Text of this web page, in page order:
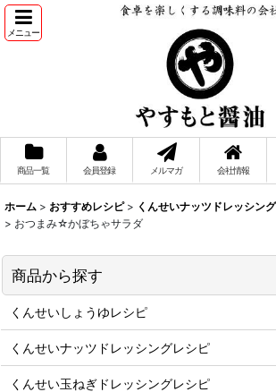
メニュー
商品一覧 会員登録 メルマガ 会社情報
ホーム > おすすめレシピ > くんせいナッツドレッシン
> おつまみ☆かぼちゃサラダ
商品から探す
くんせいしょうゆレシピ
くんせいナッツドレッシングレシピ
くんせい玉ねぎドレッシングレシピ